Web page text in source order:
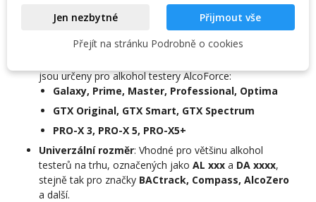
Klíčové vlastnosti
jsou určeny pro alkohol testery AlcoForce:
Galaxy, Prime, Master, Professional, Optima
GTX Original, GTX Smart, GTX Spectrum
PRO-X 3, PRO-X 5, PRO-X5+
Univerzální rozměr: Vhodné pro většinu alkohol
testerů na trhu, označených jako AL xxx a DA xxxx,
stejně tak pro značky BACtrack, Compass, AlcoZero
a další.
Jen nezbytné
Přijmout vše
Přejít na stránku Podrobně o cookies